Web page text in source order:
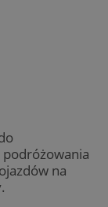
podróżowania
na